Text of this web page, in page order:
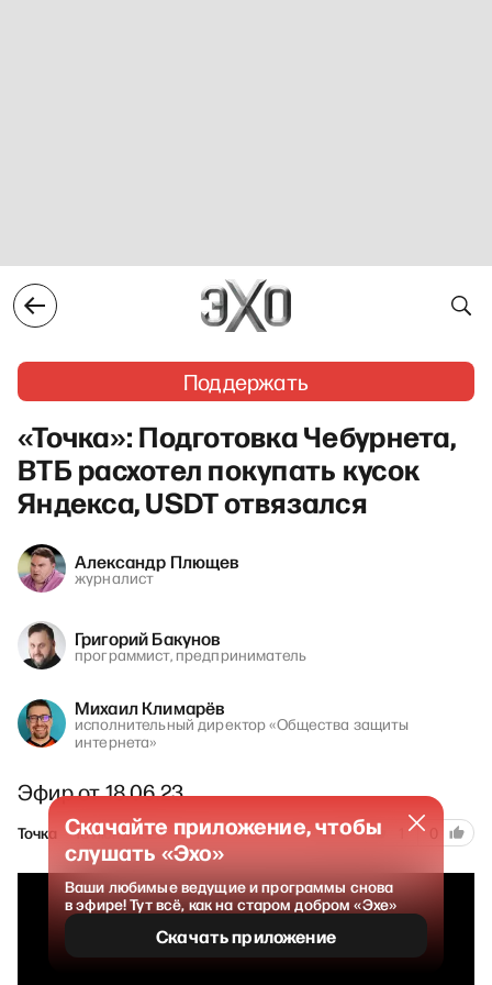
Поддержать
«Точка»: Подготовка Чебурнета,
ВТБ расхотел покупать кусок
Яндекса, USDT отвязался
Александр Плющев
журналист
Григорий Бакунов
программист, предприниматель
Михаил Климарёв
исполнительный директор «Общества защиты
интернета»
Эфир от 18.06.23
Точка 18 июня 2023 301
Скачайте приложение, чтобы
слушать «Эхо»
Ваши любимые ведущие и программы снова
в эфире! Тут всё, как на старом добром «Эхе»
Скачать приложение